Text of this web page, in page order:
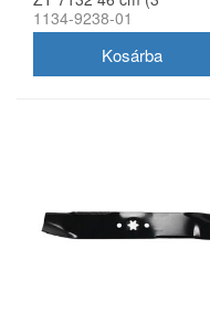
db/csomag) 1134-9238-01
1134-9238-01